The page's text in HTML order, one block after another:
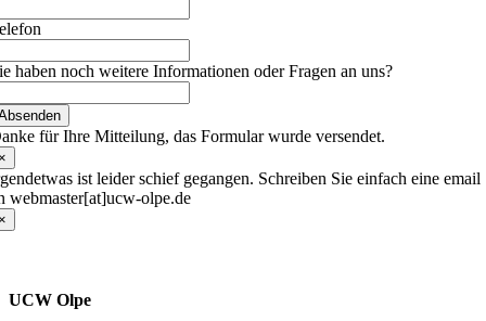
haben noch weitere Informationen oder Fragen an uns?
für Ihre Mitteilung, das Formular wurde versendet.
ist leider schief gegangen. Schreiben Sie einfach eine email
webmaster[at]ucw-olpe.de
UCW Olpe